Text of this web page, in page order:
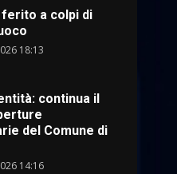
ferito a colpi di
18:13
continua il
del Comune di
14:16